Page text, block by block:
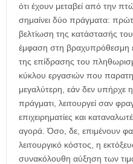
ότι έχουν μεταβεί από την
σημαίνει δύο πράγματα:
βελτίωση της κατάστασής
έμφαση στη βραχυπρόθεσμη
της επίδρασης του
κύκλου εργασιών που
μεγαλύτερη, εάν δεν υπήρχε η
πράγματι, λειτουργεί σαν
επιχειρηματίες και
αγορά. Όσο, δε, επιμένουν
λειτουργικό κόστος, η
συνακόλουθη αύξηση των